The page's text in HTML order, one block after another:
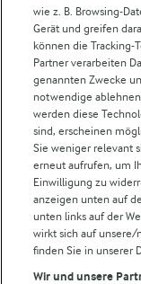
Arla in anderen
Weitere Arla
Castello
Lurpak
Arla Pro
Für unsere
Folge uns!
wie z. B. Browsing-
Gerät und greifen
können die Tracking-
Partner verarbeiten
genannten Zwecke
notwendige
werden diese
sind, erscheinen
Sie weniger relevant
erneut aufrufen, um
Einwilligung zu
anzeigen unten auf
unten links auf der
wirkt sich auf unsere/
finden Sie in unserer
Wir und unsere